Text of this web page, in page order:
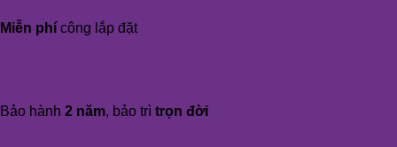
Miễn phí công lắp đặt
Bảo hành 2 năm, bảo trì trọn đời